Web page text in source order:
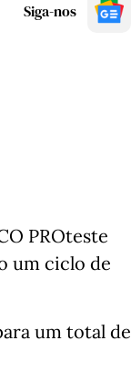
Siga-nos
PROteste
um ciclo de
um total de